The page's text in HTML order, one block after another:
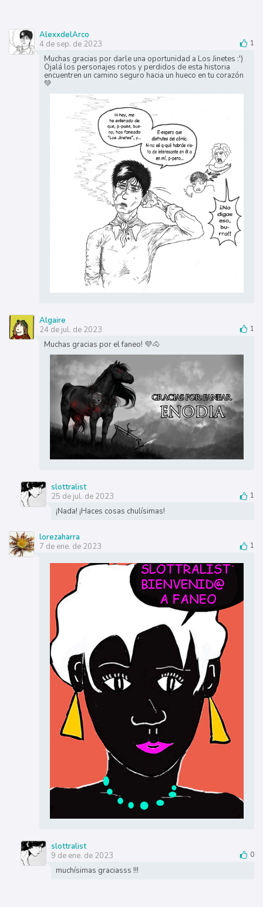
AlexxdelArco
4 de sep. de 2023
1
Muchas gracias por darle una oportunidad a Los Jinetes :')
Ojalá los personajes rotos y perdidos de esta historia
encuentren un camino seguro hacia un hueco en tu corazón
💚
Algaire
24 de jul. de 2023
1
Muchas gracias por el faneo! 💜🐴
slottralist
25 de jul. de 2023
1
¡Nada! ¡Haces cosas chulísimas!
lorezaharra
7 de ene. de 2023
1
slottralist
9 de ene. de 2023
0
muchísimas graciasss !!!